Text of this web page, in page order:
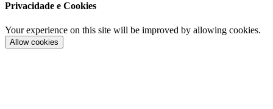
Privacidade e Cookies
Your experience on this site will be improved by allowing cookies.
Allow cookies